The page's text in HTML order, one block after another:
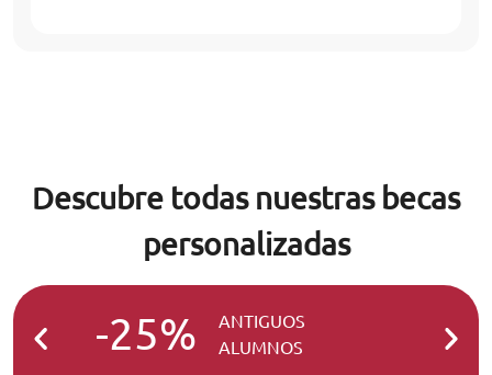
Descubre todas nuestras becas
personalizadas
-25%
ANTIGUOS
ALUMNOS
-